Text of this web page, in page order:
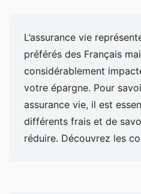
L’assurance vie
préférés des Français
considérablement
votre épargne. Pour
assurance vie, il est
différents frais et de
réduire. Découvrez les